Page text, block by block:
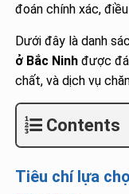
đoán chính xác,
Dưới đây là danh
ở Bắc Ninh được
chất, và dịch vụ
Contents
Tiêu chí lựa